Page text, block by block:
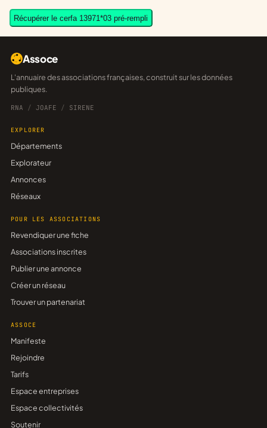
Récupérer le cerfa 13971*03 pré-rempli
Assoce
L'annuaire des associations françaises, construit sur les données
publiques.
RNA / JOAFE / SIRENE
EXPLORER
Départements
Explorateur
Annonces
Réseaux
POUR LES ASSOCIATIONS
Revendiquer une fiche
Associations inscrites
Publier une annonce
Créer un réseau
Trouver un partenariat
ASSOCE
Manifeste
Rejoindre
Tarifs
Espace entreprises
Espace collectivités
Soutenir